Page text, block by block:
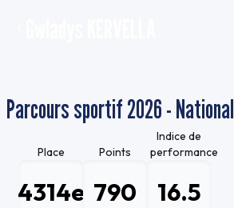
Parcours sportif 2026 - National
Place
4314e
Points
790
Indice de
performance
16.5